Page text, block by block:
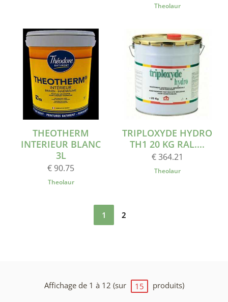
Theolaur
THEOTHERM
INTERIEUR BLANC
3L
€ 90.75
Theolaur
TRIPLOXYDE HYDRO
TH1 20 KG RAL....
€ 364.21
Theolaur
1 2
Affichage de 1 à 12 (sur 15 produits)